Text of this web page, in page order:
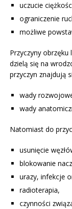
uczucie
ograniczenie
możliwe
Przyczyny
dzielą się na
przyczyn znajdują
wady
wady
Natomiast do
usunięcie
blokowanie
urazy, infekcje
radioterapia,
czynności